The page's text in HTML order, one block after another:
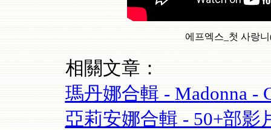
에프엑스_첫 사랑니
相關文章：
瑪丹娜合輯 - Madonna -
亞莉安娜合輯 - 50+部影